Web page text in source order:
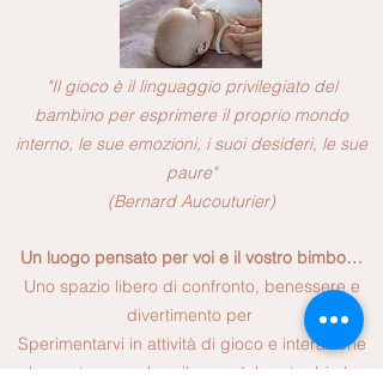
"Il gioco è il linguaggio privilegiato del
bambino per esprimere il proprio mondo
interno, le sue emozioni, i suoi desideri, le sue
paure"
(Bernard Aucouturier)
Un luogo pensato per voi e il vostro bimbo…
Uno spazio libero di confronto, benessere e
divertimento per
Sperimentarvi in attività di gioco e interazione